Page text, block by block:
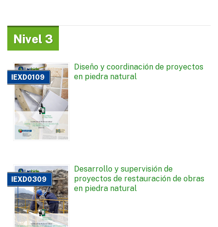
Nivel 3
IEXD0109
Diseño y coordinación de proyectos
en piedra natural
IEXD0309
Desarrollo y supervisión de
proyectos de restauración de obras
en piedra natural